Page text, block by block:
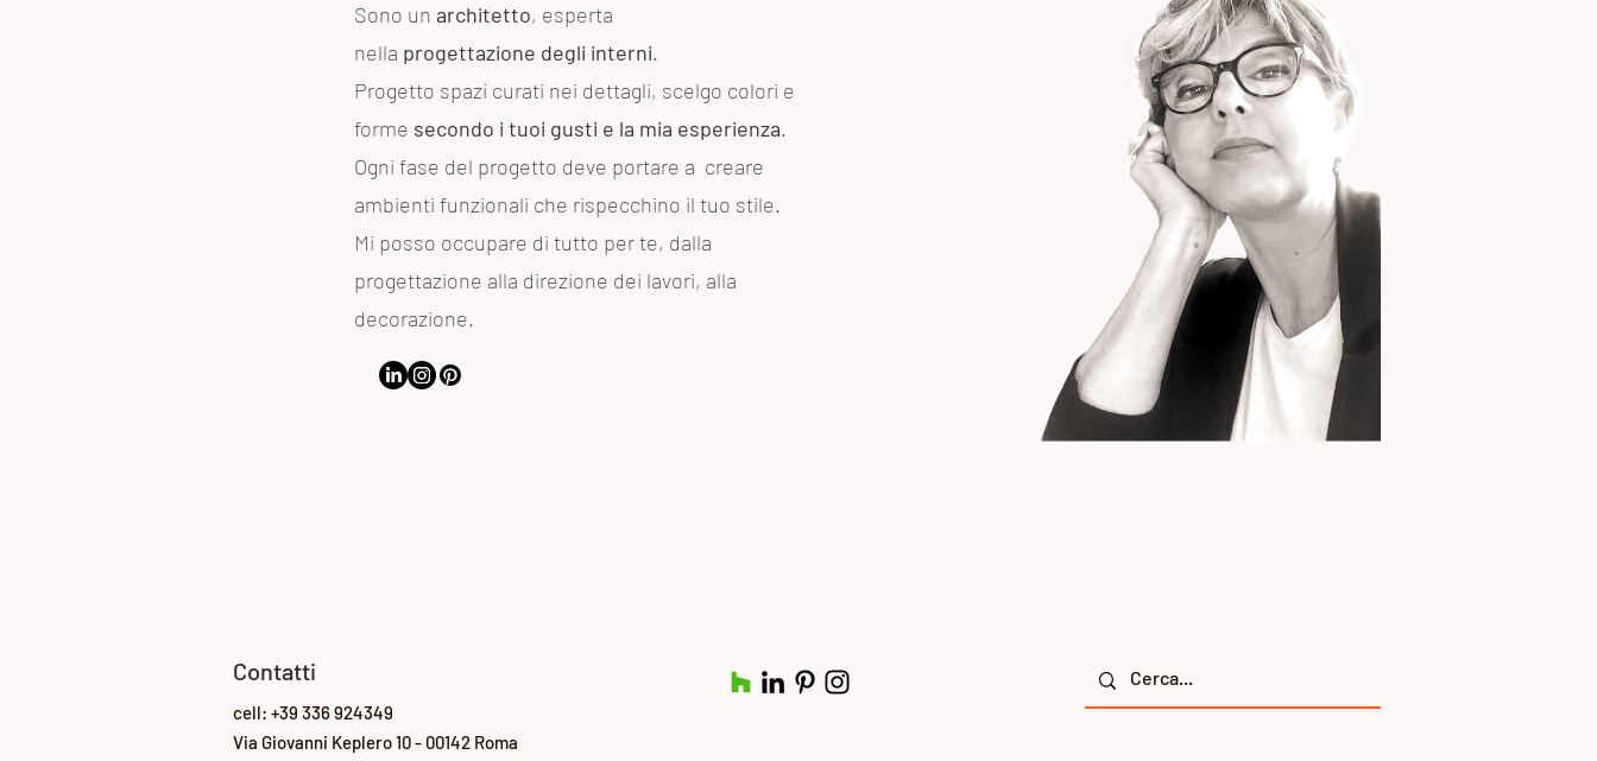
Sono un architetto, esperta
nella progettazione degli interni.
Progetto spazi curati nei dettagli, scelgo colori e
forme secondo i tuoi gusti e la mia esperienza.
Ogni fase del progetto deve portare a creare
ambienti funzionali che rispecchino il tuo stile.
Mi posso occupare di tutto per te, dalla
progettazione alla direzione dei lavori, alla
decorazione.
Contatti
cell: +39 336 924349
Via Giovanni Keplero 10 - 00142 Roma